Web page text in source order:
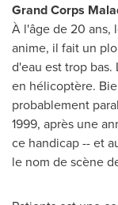
Grand Corps
À l'âge de 20 ans,
anime, il fait un
d'eau est trop
en hélicoptère.
probablement
1999, après une
ce handicap -- et
le nom de scène